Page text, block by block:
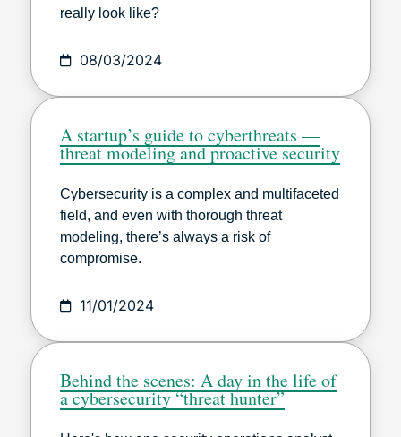
really look like?
08/03/2024
A startup’s guide to cyberthreats —
threat modeling and proactive security
Cybersecurity is a complex and multifaceted
field, and even with thorough threat
modeling, there’s always a risk of
compromise.
11/01/2024
Behind the scenes: A day in the life of
a cybersecurity “threat hunter”